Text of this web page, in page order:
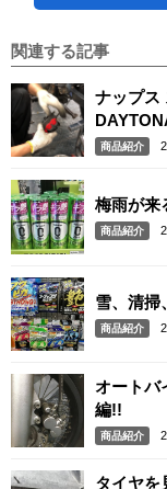
関連する記事
ナップス
パッドχ(
商品紹介
梅雨が来
商品紹介
雪、清掃
商品紹介
オートバ
編!!
商品紹介
タイヤを